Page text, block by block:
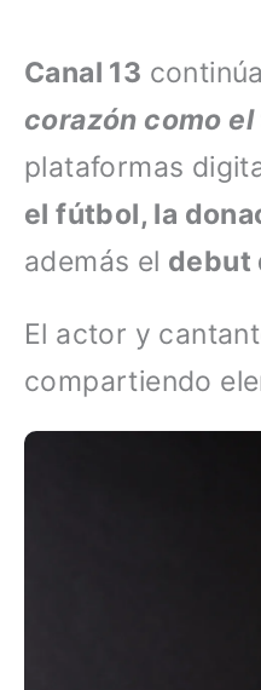
Canal 13
corazón como
plataformas
el fútbol, la
además el debut
El actor y
compartiendo